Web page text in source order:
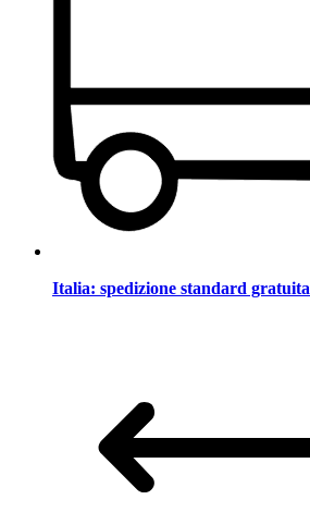
Italia: spedizione standard gratuita